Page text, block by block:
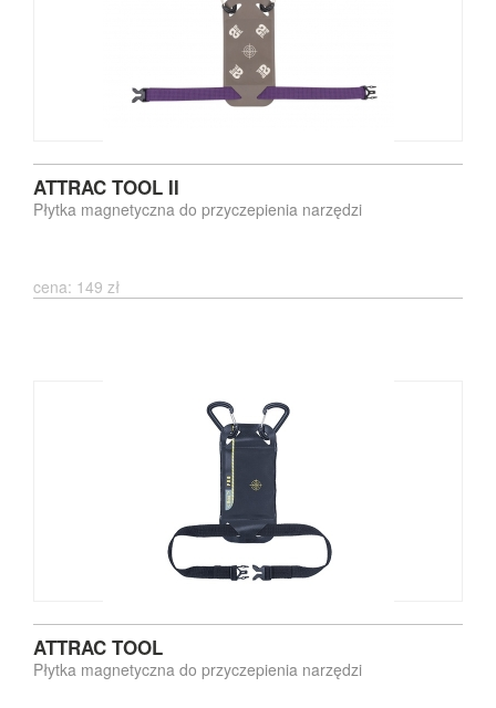
ATTRAC TOOL II
Płytka magnetyczna do przyczepienia narzędzi
cena: 149 zł
ATTRAC TOOL
Płytka magnetyczna do przyczepienia narzędzi